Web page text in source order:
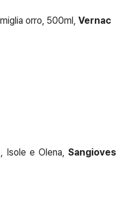
orro, 500ml, Vernac
Isole e Olena, Sangioves